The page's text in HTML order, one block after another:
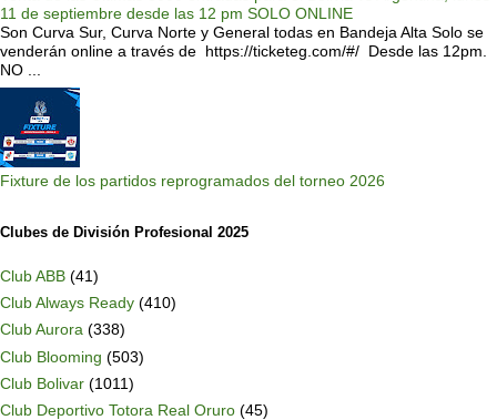
11 de septiembre desde las 12 pm SOLO ONLINE
Son Curva Sur, Curva Norte y General todas en Bandeja Alta Solo se
venderán online a través de https://ticketeg.com/#/ Desde las 12pm.
NO ...
Fixture de los partidos reprogramados del torneo 2026
Clubes de División Profesional 2025
Club ABB (41)
Club Always Ready (410)
Club Aurora (338)
Club Blooming (503)
Club Bolivar (1011)
Club Deportivo Totora Real Oruro (45)